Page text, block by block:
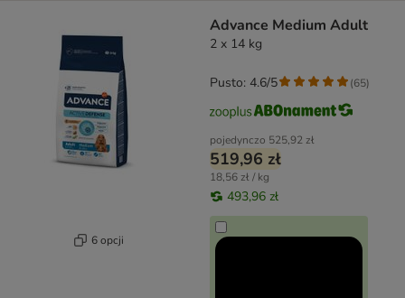
6 opcji
Advance Medium Adult
2 x 14 kg
pojedynczo 525,92 zł
519,96 zł
18,56 zł / kg
493,96 zł
Pusto: 4.6/5 (65)